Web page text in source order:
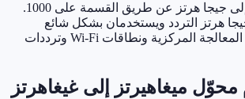
قم بتحويل ميغا هرتز إلى جيجا هرتز عن طريق القسمة على 1000.
هرتز التردد ويستخدمان بشكل شائع
لسرعات ساعة وحدة المعالجة المركزية ونطاقات Wi-Fi وترددات
ميغاهيرتز إلى غيغاهرتز